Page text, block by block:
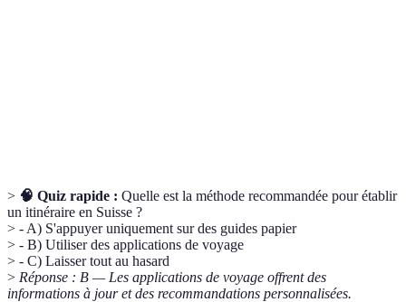
> 🧠 Quiz rapide : Quelle est la méthode recommandée pour établir
un itinéraire en Suisse ?
> - A) S'appuyer uniquement sur des guides papier
> - B) Utiliser des applications de voyage
> - C) Laisser tout au hasard
> Réponse : B — Les applications de voyage offrent des
informations à jour et des recommandations personnalisées.